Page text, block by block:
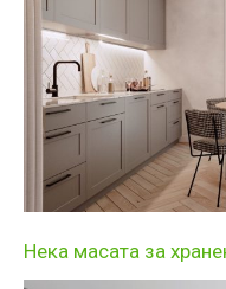
Нека масата за